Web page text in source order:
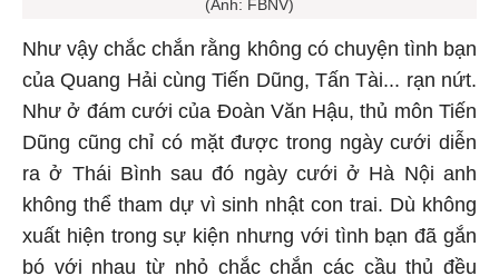
Như vậy chắc chắn rằng không có chuyện tình bạn
của Quang Hải cùng Tiến Dũng, Tấn Tài... rạn nứt.
Như ở đám cưới của Đoàn Văn Hậu, thủ môn Tiến
Dũng cũng chỉ có mặt được trong ngày cưới diễn
ra ở Thái Bình sau đó ngày cưới ở Hà Nội anh
không thể tham dự vì sinh nhật con trai. Dù không
xuất hiện trong sự kiện nhưng với tình bạn đã gắn
bó với nhau từ nhỏ chắc chắn các cầu thủ đều